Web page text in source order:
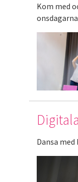
Kom med
Dansa